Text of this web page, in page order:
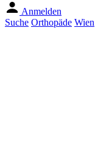
Anmelden
Suche Orthopäde Wien